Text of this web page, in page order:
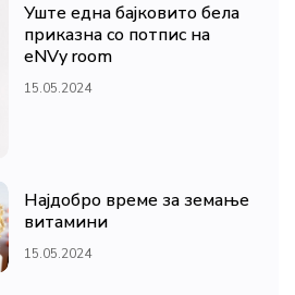
Уште една бајковито бела
приказна со потпис на
eNVy room
15.05.2024
Најдобро време за земање
витамини
15.05.2024